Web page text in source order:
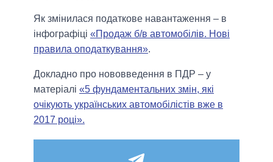
Як змінилася податкове навантаження – в
інфографіці «Продаж б/в автомобілів. Нові
правила оподаткування».
Докладно про нововведення в ПДР – у
матеріалі «5 фундаментальних змін, які
очікують українських автомобілістів вже в
2017 році».